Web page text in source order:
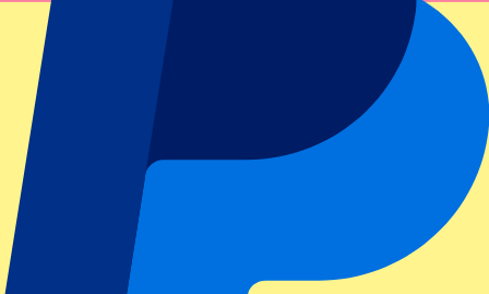
Alle Sportarten
Fußballligen